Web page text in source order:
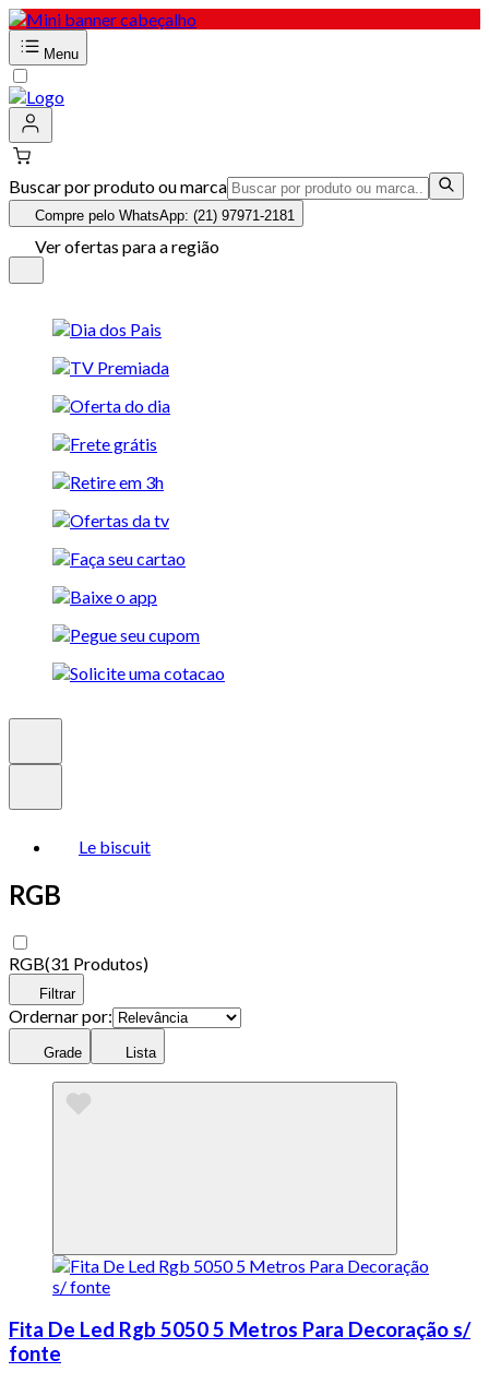
Menu
Buscar por produto ou marca
Compre pelo WhatsApp: (21) 97971-2181
Ver ofertas para a região
Le biscuit
RGB
RGB(31 Produtos)
Filtrar
Ordernar por:
Grade Lista
Fita De Led Rgb 5050 5 Metros Para Decoração s/
fonte